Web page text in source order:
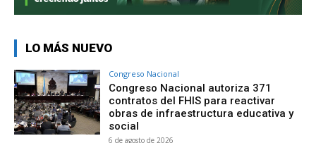
LO MÁS NUEVO
Congreso Nacional
Congreso Nacional autoriza 371
contratos del FHIS para reactivar
obras de infraestructura educativa y
social
6 de agosto de 2026